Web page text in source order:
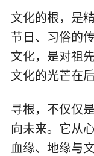
文化的根，是
节日、习俗的
文化，是对祖
文化的光芒在
寻根，不仅仅
向未来。它从
血缘、地缘与